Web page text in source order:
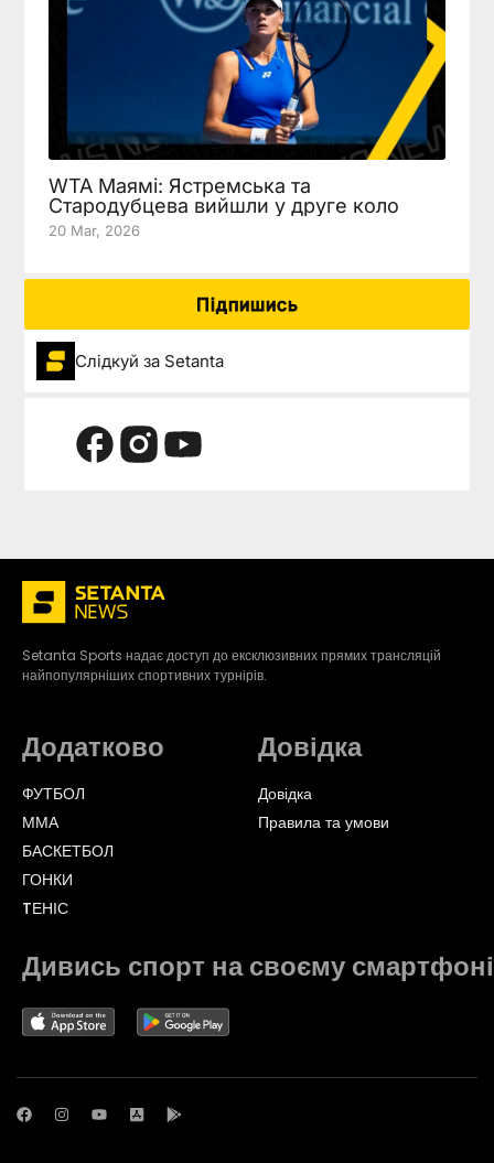
WTA Маямі: Ястремська та
Стародубцева вийшли у друге коло
20 Mar, 2026
Підпишись
Слідкуй за Setanta
Setanta Sports надає доступ до ексклюзивних прямих трансляцій
найпопулярніших спортивних турнірів.
Додатково
ФУТБОЛ
ММА
БАСКЕТБОЛ
ГОНКИ
TЕНІС
Довідка
Довідка
Правила та умови
Дивись спорт на своєму смартфоні